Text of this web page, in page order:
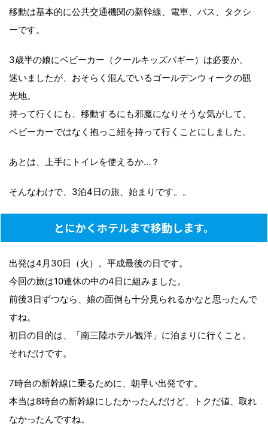
移動は基本的に公共交通機関の新幹線、電車、バス、タクシ
ーです。
3歳半の娘にベビーカー（クールキッズバギー）は必要か。
迷いましたが、おそらく混んでいるゴールデンウィークの観
光地。
持って行くにも、移動するにも邪魔になりそうな気がして、
ベビーカーではなく抱っこ紐を持って行くことにしました。
あとは、上手にトイレを使えるか…？
そんなわけで、3泊4日の旅、始まりです。。
とにかくホテルまで移動します。
出発は4月30日（火）。平成最後の日です。
今回の旅は10連休の中の4日に組みました。
前後3日ずつなら、娘の面倒も十分見られるかなと思ったんで
すね。
初日の目的は、「南三陸ホテル観洋」に泊まりに行くこと。
それだけです。
7時台の新幹線に乗るために、朝早い出発です。
本当は8時台の新幹線にしたかったんだけど、トクだ値、取れ
なかったんですね。